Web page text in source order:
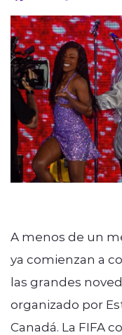
A menos de un
ya comienzan a
las grandes
organizado por
Canadá. La FIFA